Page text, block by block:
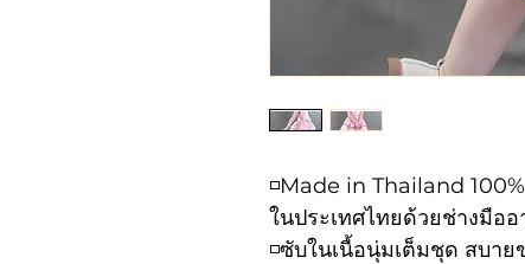
◽️Made in Thailand
ในประเทศไทยด้วยช่างมือ
◽️ซับในเนื้อนุ่มเต็มชุด สบา